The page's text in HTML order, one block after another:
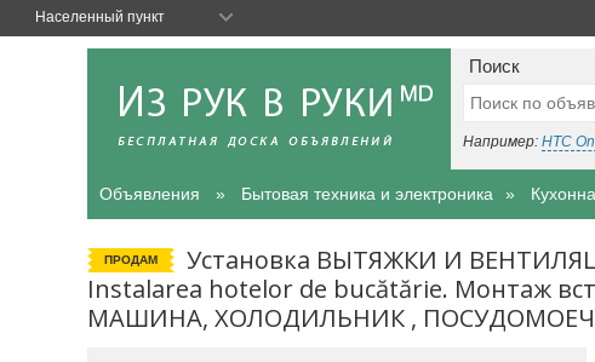
Поиск
Например: HTC
Объявления Бытовая техника и электроника
ПРОДАМ
Установка ВЫТЯЖКИ И
Instalarea hotelor de bucătărie. Монтаж
МАШИНА, ХОЛОДИЛЬНИК ,
Населенный пункт